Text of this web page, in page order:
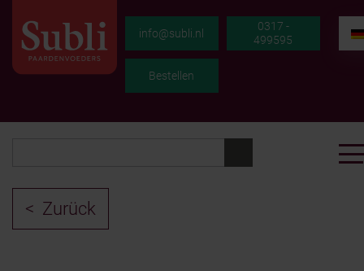
info@subli.nl
0317 -
499595
Bestellen
Zurück